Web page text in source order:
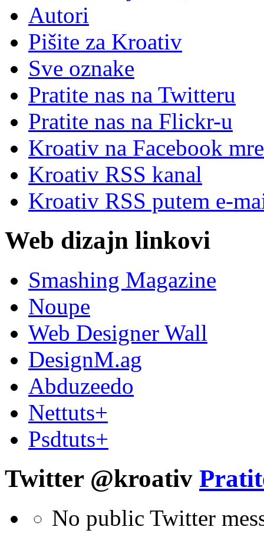
Autori
Pišite za Kroativ
Sve oznake
Pratite nas na Twitteru
Pratite nas na Flickr-u
Kroativ na Facebook
Kroativ RSS kanal
Kroativ RSS putem e-
Web dizajn linkovi
Smashing Magazine
Noupe
Web Designer Wall
DesignM.ag
Abduzeedo
Nettuts+
Psdtuts+
Twitter @kroativ
No public Twitter